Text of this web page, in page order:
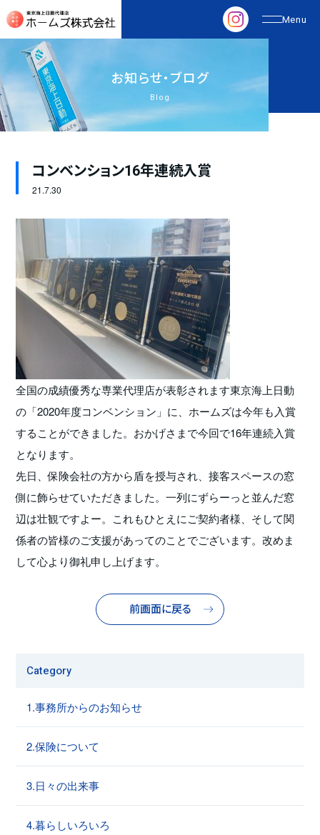
お知らせ・ブログ
Blog
コンベンション16年連続入賞
21.7.30
全国の成績優秀な専業代理店が表彰されます東京海上日動
の「2020年度コンベンション」に、ホームズは今年も入賞
することができました。おかげさまで今回で16年連続入賞
となります。
先日、保険会社の方から盾を授与され、接客スペースの窓
側に飾らせていただきました。一列にずらーっと並んだ窓
辺は壮観ですよー。これもひとえにご契約者様、そして関
係者の皆様のご支援があってのことでございます。改めま
して心より御礼申し上げます。
前画面に戻る
Category
1.事務所からのお知らせ
2.保険について
3.日々の出来事
4.暮らしいろいろ